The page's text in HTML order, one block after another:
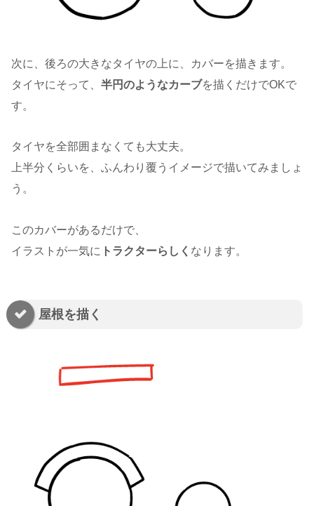
次に、後ろの大きなタイヤの上に、カバーを描きます。
タイヤにそって、 半円のようなカーブを描くだけでOKで
す。
タイヤを全部囲まなくても大丈夫。
上半分くらいを、ふんわり覆うイメージで描いてみましょ
う。
このカバーがあるだけで、
イラストが一気に トラクターらしく なります。
屋根を描く